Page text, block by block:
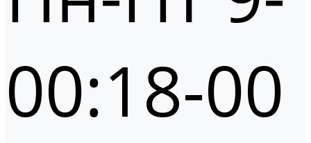
00:18-00